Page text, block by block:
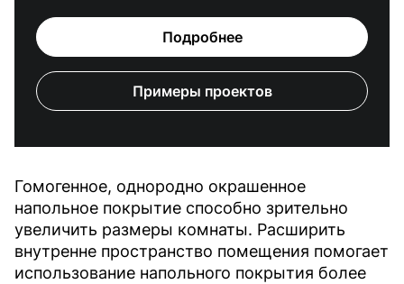
Подробнее
Примеры проектов
Гомогенное, однородно окрашенное
напольное покрытие способно зрительно
увеличить размеры комнаты. Расширить
внутренне пространство помещения помогает
использование напольного покрытия более